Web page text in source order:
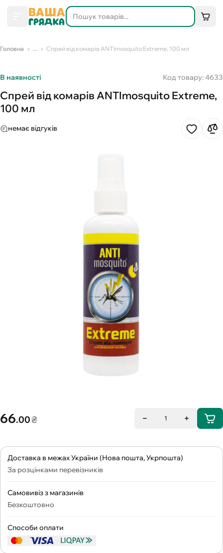
Головна ... Спрей від комарів ANTImosquito Extreme, 100 мл
В наявності Код товару: 4633
Спрей від комарів ANTImosquito Extreme,
100 мл
немає відгуків
66.00₴ 1
Доставка в межах України (Нова пошта, Укрпошта)
За розцінками перевізників
Самовивіз з магазинів
Безкоштовно
Способи оплати